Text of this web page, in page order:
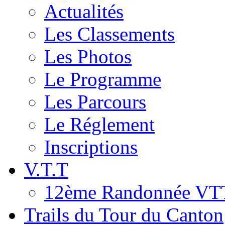
Actualités
Les Classements
Les Photos
Le Programme
Les Parcours
Le Réglement
Inscriptions
V.T.T
12ème Randonnée
Trails du Tour du Canton